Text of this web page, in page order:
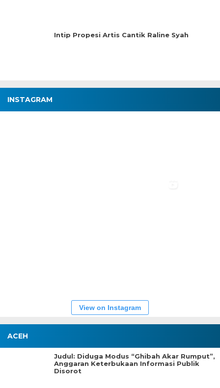
Intip Propesi Artis Cantik Raline Syah
INSTAGRAM
View on Instagram
ACEH
Judul: Diduga Modus “Ghibah Akar Rumput”,
Anggaran Keterbukaan Informasi Publik
Disorot